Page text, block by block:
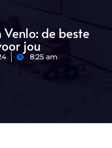
de beste
jou
8:25 am